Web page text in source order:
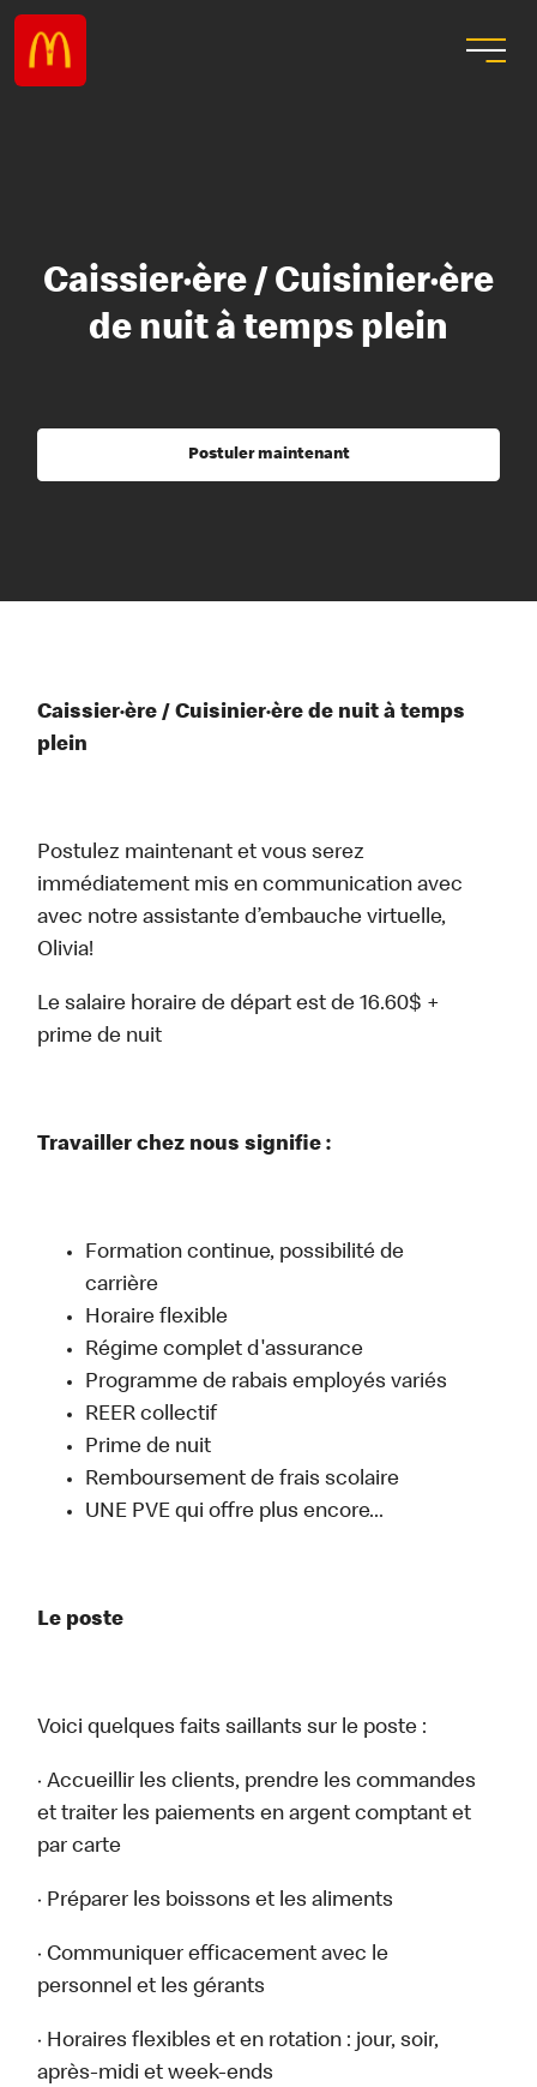
Caissier·ère / Cuisinier·ère
de nuit à temps plein
Postuler maintenant
Caissier·ère / Cuisinier·ère de nuit à temps
plein
Postulez maintenant et vous serez
immédiatement mis en communication avec
avec notre assistante d’embauche virtuelle,
Olivia!
Le salaire horaire de départ est de 16.60$ +
prime de nuit
Travailler chez nous signifie :
Formation continue, possibilité de
carrière
Horaire flexible
Régime complet d'assurance
Programme de rabais employés variés
REER collectif
Prime de nuit
Remboursement de frais scolaire
UNE PVE qui offre plus encore...
Le poste
Voici quelques faits saillants sur le poste :
· Accueillir les clients, prendre les commandes
et traiter les paiements en argent comptant et
par carte
· Préparer les boissons et les aliments
· Communiquer efficacement avec le
personnel et les gérants
· Horaires flexibles et en rotation : jour, soir,
après-midi et week-ends